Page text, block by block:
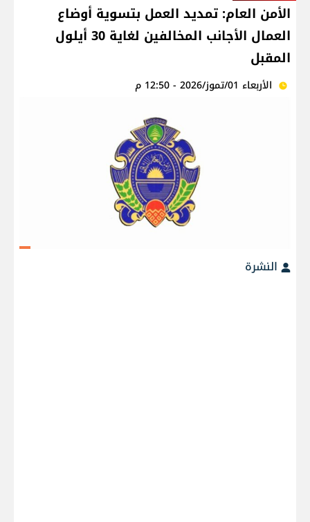
الأمن العام: تمديد العمل بتسوية أوضاع
العمال الأجانب المخالفين لغاية 30 أيلول
المقبل
الأربعاء 01/تموز/2026 - 12:50 م
النشرة